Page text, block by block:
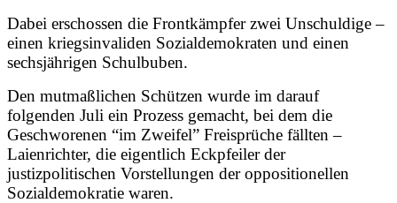
Dabei erschossen die Frontkämpfer zwei Unschuldige –
einen kriegsinvaliden Sozialdemokraten und einen
sechsjährigen Schulbuben.
Den mutmaßlichen Schützen wurde im darauf
folgenden Juli ein Prozess gemacht, bei dem die
Geschworenen “im Zweifel” Freisprüche fällten –
Laienrichter, die eigentlich Eckpfeiler der
justizpolitischen Vorstellungen der oppositionellen
Sozialdemokratie waren.